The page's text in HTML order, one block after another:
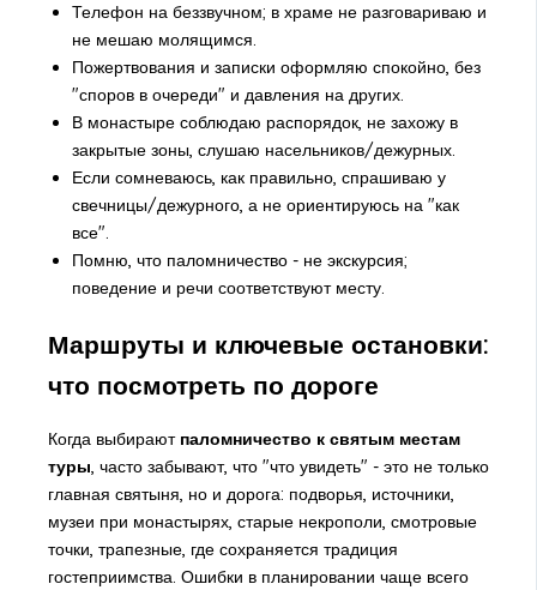
Телефон на беззвучном; в храме не разговариваю и
не мешаю молящимся.
Пожертвования и записки оформляю спокойно, без
"споров в очереди" и давления на других.
В монастыре соблюдаю распорядок, не захожу в
закрытые зоны, слушаю насельников/дежурных.
Если сомневаюсь, как правильно, спрашиваю у
свечницы/дежурного, а не ориентируюсь на "как
все".
Помню, что паломничество - не экскурсия;
поведение и речи соответствуют месту.
Маршруты и ключевые остановки:
что посмотреть по дороге
Когда выбирают паломничество к святым местам
туры, часто забывают, что "что увидеть" - это не только
главная святыня, но и дорога: подворья, источники,
музеи при монастырях, старые некрополи, смотровые
точки, трапезные, где сохраняется традиция
гостеприимства. Ошибки в планировании чаще всего